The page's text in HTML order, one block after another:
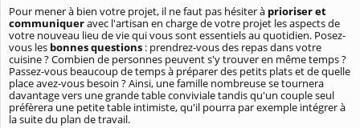
Pour mener à bien votre projet, il ne faut pas hésiter à prioriser et
communiqueravec l'artisan en charge de votre projet les aspects de
votre nouveau lieu de vie qui vous sont essentiels au quotidien. Posez-
vous les bonnes questions : prendrez-vous des repas dans votre
cuisine ? Combien de personnes peuvent s'y trouver en même temps ?
Passez-vous beaucoup de temps à préparer des petits plats et de quelle
place avez-vous besoin ? Ainsi, une famille nombreuse se tournera
davantage vers une grande table conviviale tandis qu'un couple seul
préfèrera une petite table intimiste, qu'il pourra par exemple intégrer à
la suite du plan de travail.